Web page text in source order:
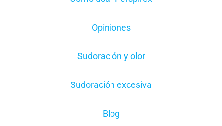
Opiniones
Sudoración y olor
Sudoración excesiva
Blog